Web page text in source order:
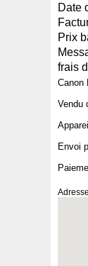
Date
Prix
frais
Canon
Vendu
Envoi